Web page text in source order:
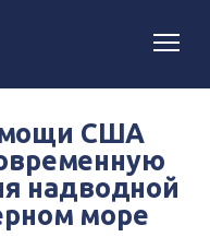
США
надводной
море